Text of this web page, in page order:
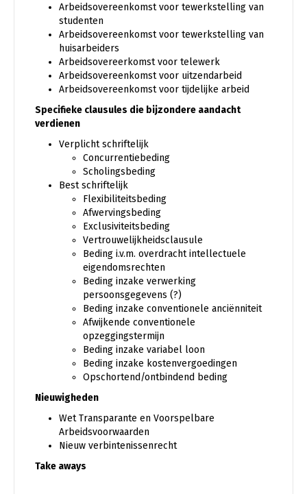
Arbeidsovereenkomst voor tewerkstelling van
studenten
Arbeidsovereenkomst voor tewerkstelling van
huisarbeiders
Arbeidsovereerkomst voor telewerk
Arbeidsovereenkomst voor uitzendarbeid
Arbeidsovereenkomst voor tijdelijke arbeid
Specifieke clausules die bijzondere aandacht
verdienen
Verplicht schriftelijk
Concurrentiebeding
Scholingsbeding
Best schriftelijk
Flexibiliteitsbeding
Afwervingsbeding
Exclusiviteitsbeding
Vertrouwelijkheidsclausule
Beding i.v.m. overdracht intellectuele
eigendomsrechten
Beding inzake verwerking
persoonsgegevens (?)
Beding inzake conventionele anciënniteit
Afwijkende conventionele
opzeggingstermijn
Beding inzake variabel loon
Beding inzake kostenvergoedingen
Opschortend/ontbindend beding
Nieuwigheden
Wet Transparante en Voorspelbare
Arbeidsvoorwaarden
Nieuw verbintenissenrecht
Take aways